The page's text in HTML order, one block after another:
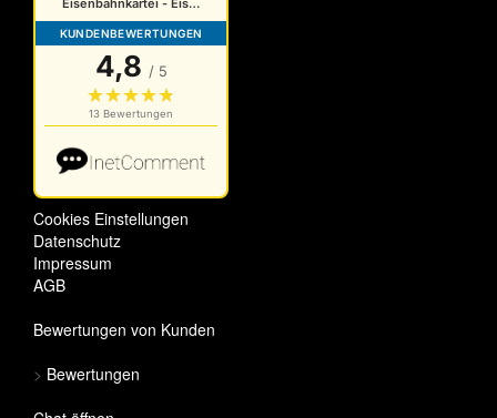
Cookies Einstellungen
Datenschutz
Impressum
AGB
Bewertungen von Kunden
> Bewertungen